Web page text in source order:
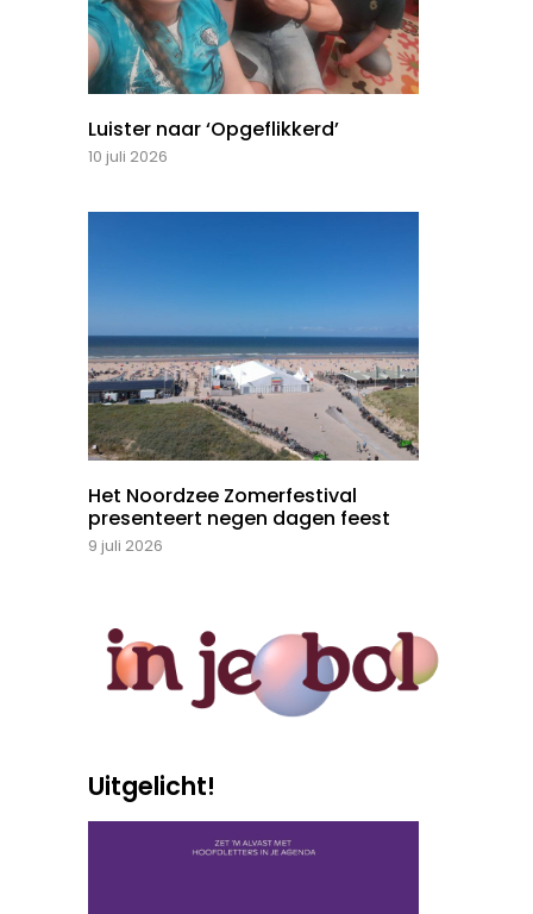
Luister naar ‘Opgeflikkerd’
10 juli 2026
Het Noordzee Zomerfestival
presenteert negen dagen feest
9 juli 2026
Uitgelicht!